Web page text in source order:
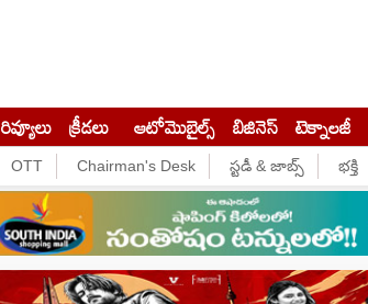
రివ్యూలు క్రీడలు ఆటోమొబైల్స్ బిజినెస్‌ టెక్నాలజీ
OTT Chairman's Desk స్టడీ & జాబ్స్ భక్తి